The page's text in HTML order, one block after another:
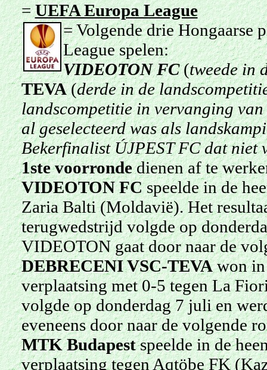
=UEFA Europa League
= Volgende drie Hongaarse
League spelen:
VIDEOTON FC(tweede in
TEVA (derde in de
landscompetitie in vervanging
al geselecteerd was als
Bekerfinalist ÚJPEST FC dat niet
1ste voorrondedienen af te
VIDEOTON FCspeelde in de
Zaria Balti (Moldavië). Het
terugwedstrijd volgde op
VIDEOTON gaat door naar de
DEBRECENI VSC-TEVAwon in
verplaatsing met 0-5 tegen La
volgde op donderdag 7 juli en
eveneens door naar de volgende
MTK Budapestspeelde in de
verplaatsing tegen Aqtöbe FK